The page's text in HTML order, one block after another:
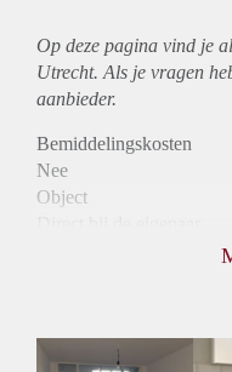
Op deze pagina vind je
Utrecht. Als je vragen
aanbieder.
Bemiddelingskosten
Nee
Object
Huurtoeslag